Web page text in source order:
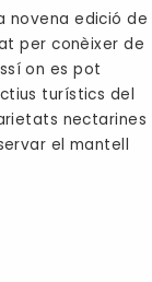
novena edició de
per conèixer de
on es pot
turístics del
nectarines
el mantell